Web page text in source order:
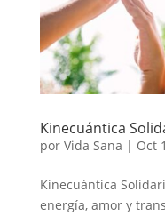
Kinecuántica
por Vida Sana | Oct
Kinecuántica
energía, amor y